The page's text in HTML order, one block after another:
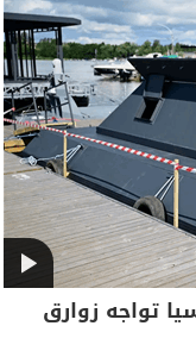
تواجه زوارق